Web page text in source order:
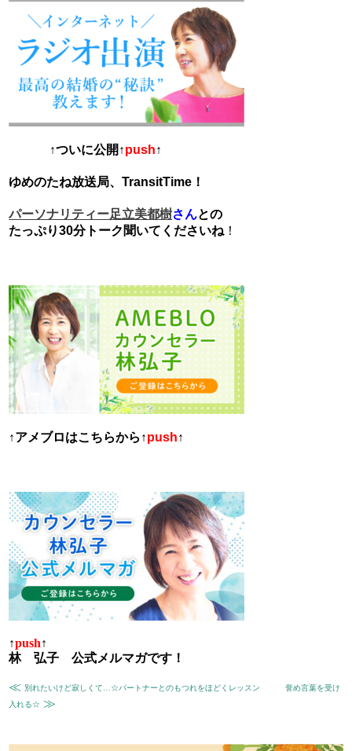
↑ついに公開↑push↑
ゆめのたね放送局、TransitTime！
パーソナリティー足立美都樹さんとの
たっぷり30分トーク聞いてくださいね！
↑アメブロはこちらから ↑push↑
↑push↑
林 弘子 公式メルマガです！
≪別れたいけど寂しくて…☆パートナーとのもつれをほどくレッスン
誉め言葉を受け
入れる☆ ≫